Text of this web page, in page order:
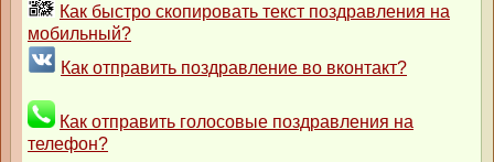
Как быстро скопировать текст поздравления на
мобильный?
Как отправить поздравление во вконтакт?
Как отправить голосовые поздравления на
телефон?